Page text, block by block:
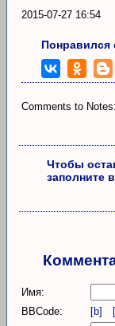
2015-07-27 16:54
Понравился
Comments to
Чтобы
заполните
Имя:
BBCode:
[b]